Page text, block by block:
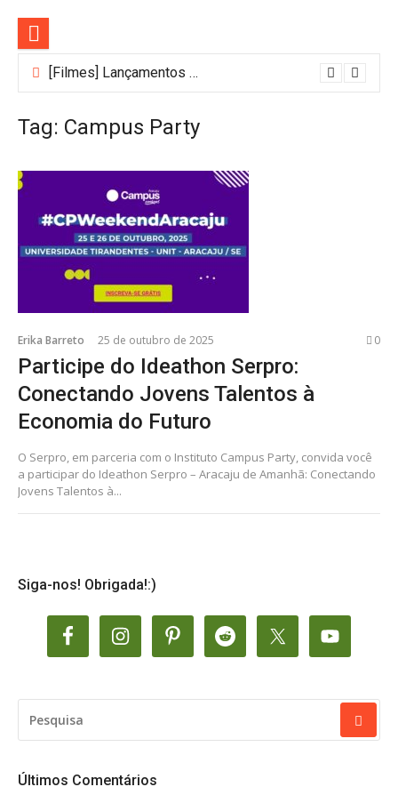
conteúdo
[Filmes] Lançamentos de agosto no Adrenalina Pura+ trazem ação e suspenseBastidores do Filme Filhos de Sangue e Osso Revelam a Magia de Orïsha
Tag: Campus Party
Erika Barreto 25 de outubro de 2025 0
Participe do Ideathon Serpro:
Conectando Jovens Talentos à
Economia do Futuro
O Serpro, em parceria com o Instituto Campus Party, convida você
a participar do Ideathon Serpro – Aracaju de Amanhã: Conectando
Jovens Talentos à...
Siga-nos! Obrigada!:)
POR:
Últimos Comentários